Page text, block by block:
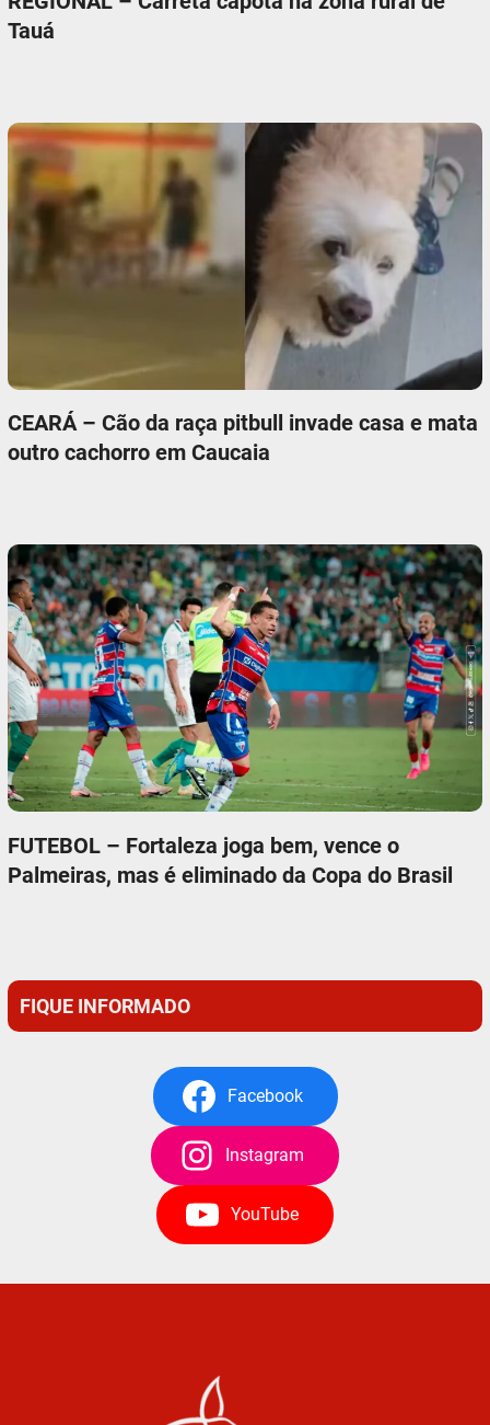
Tauá
CEARÁ – Cão da raça pitbull invade casa e mata
outro cachorro em Caucaia
FUTEBOL – Fortaleza joga bem, vence o
Palmeiras, mas é eliminado da Copa do Brasil
FIQUE INFORMADO
Facebook
Instagram
YouTube